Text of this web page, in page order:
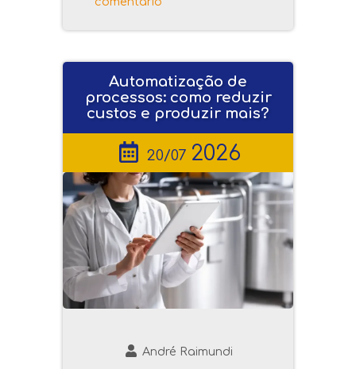
Automatização de
processos: como reduzir
custos e produzir mais?
20/07 2026
André Raimundi